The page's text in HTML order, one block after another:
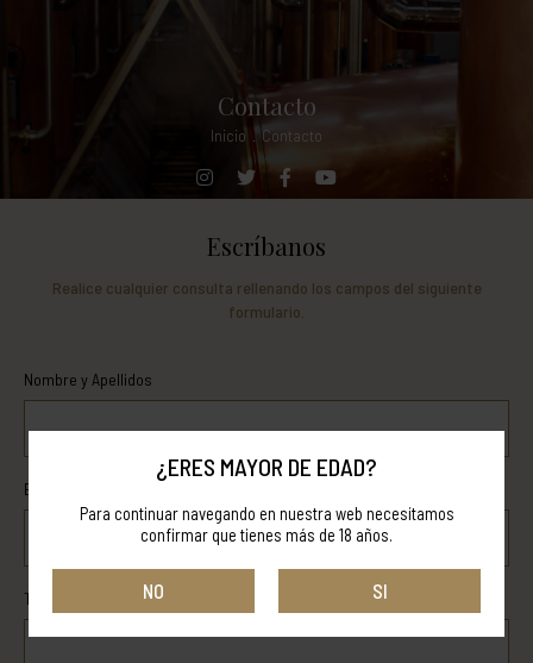
Contacto
Inicio . Contacto
Escríbanos
Realice cualquier consulta rellenando los campos del siguiente
formulario.
Nombre y Apellidos
Email
Teléfono
¿ERES MAYOR DE EDAD?
Para continuar navegando en nuestra web necesitamos
confirmar que tienes más de 18 años.
NO SI